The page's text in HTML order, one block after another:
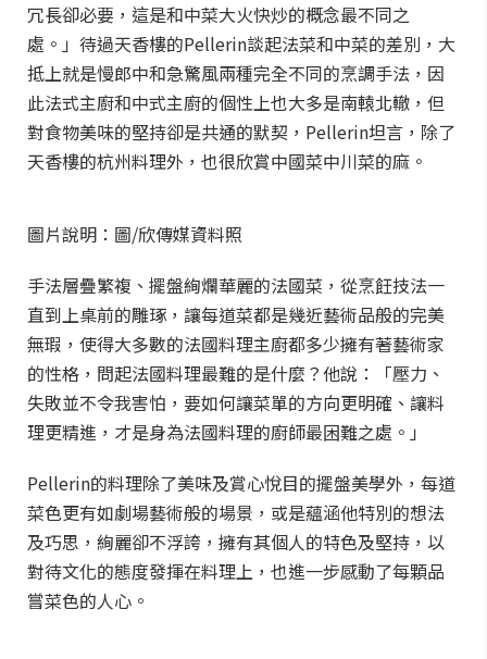
冗長卻必要，這是和中菜大火快炒的概念最不同之
處。」待過天香樓的Pellerin談起法菜和中菜的差別，大
抵上就是慢郎中和急驚風兩種完全不同的烹調手法，因
此法式主廚和中式主廚的個性上也大多是南轅北轍，但
對食物美味的堅持卻是共通的默契，Pellerin坦言，除了
天香樓的杭州料理外，也很欣賞中國菜中川菜的麻。
圖片說明：圖/欣傳媒資料照
手法層疊繁複、擺盤絢爛華麗的法國菜，從烹飪技法一
直到上桌前的雕琢，讓每道菜都是幾近藝術品般的完美
無瑕，使得大多數的法國料理主廚都多少擁有著藝術家
的性格，問起法國料理最難的是什麼？他說：「壓力、
失敗並不令我害怕，要如何讓菜單的方向更明確、讓料
理更精進，才是身為法國料理的廚師最困難之處。」
Pellerin的料理除了美味及賞心悅目的擺盤美學外，每道
菜色更有如劇場藝術般的場景，或是蘊涵他特別的想法
及巧思，絢麗卻不浮誇，擁有其個人的特色及堅持，以
對待文化的態度發揮在料理上，也進一步感動了每顆品
嘗菜色的人心。